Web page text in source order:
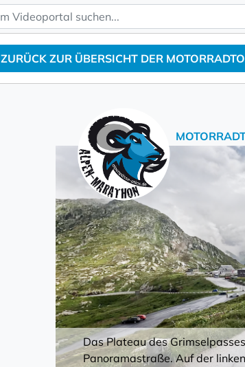
ZURÜCK ZUR ÜBERSICHT DER
Das Plateau des
Panoramastraße. Auf der